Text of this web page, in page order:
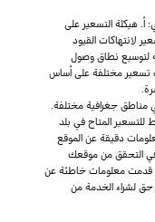
هيكلة التسعير على
لانتهاكات القيود
لتوسيع نطاق وصول
تسعير مختلفة على أساس
مناطق جغرافية مختلفة.
المتاح في بلد
دقيقة عن الموقع
التحقق من موقعك
قدمت معلومات خاطئة عن
حق لشراء الخدمة من